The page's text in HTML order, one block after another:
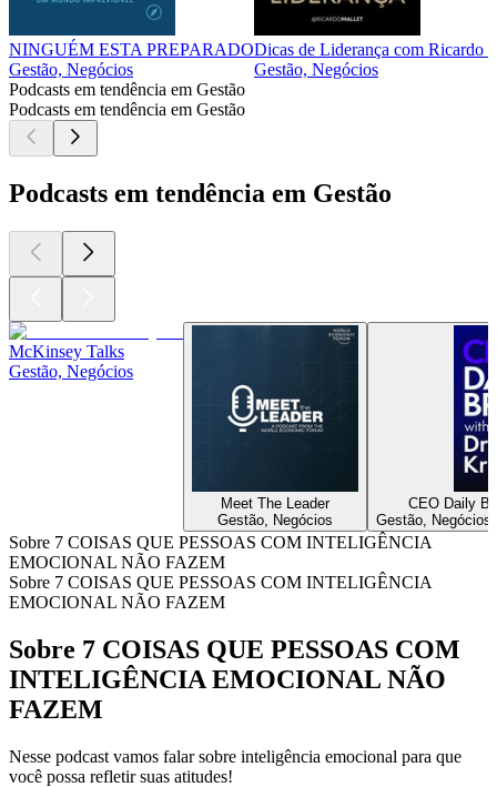
NINGUÉM ESTA PREPARADO
Gestão, Negócios
Dicas de Liderança com Ricardo
Gestão, Negócios
Podcasts em tendência em Gestão
Podcasts em tendência em Gestão
Podcasts em tendência em Gestão
McKinsey Talks
Gestão, Negócios
Meet The Leader
Gestão, Negócios
CEO Daily
Gestão,
Sobre 7 COISAS QUE PESSOAS COM INTELIGÊNCIA
EMOCIONAL NÃO FAZEM
Sobre 7 COISAS QUE PESSOAS COM INTELIGÊNCIA
EMOCIONAL NÃO FAZEM
Sobre 7 COISAS QUE PESSOAS COM
INTELIGÊNCIA EMOCIONAL NÃO
FAZEM
Nesse podcast vamos falar sobre inteligência emocional para que
você possa refletir suas atitudes!